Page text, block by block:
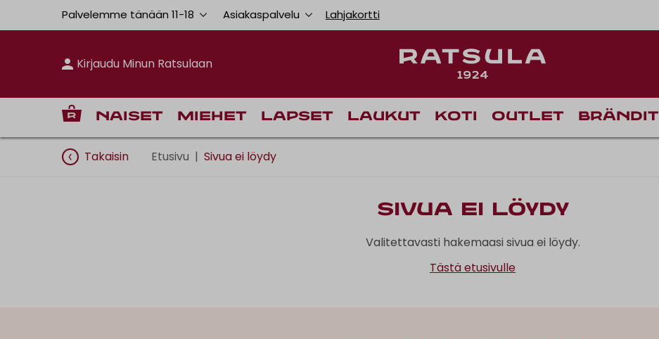
Palvelemme tänään 11-18 Asiakaspalvelu Lahjakortti
Kirjaudu Minun Ratsulaan
Naiset Miehet Lapset Laukut Koti Outlet Brändit
Takaisin Etusivu | Sivua ei löydy
Sivua ei löydy
Valitettavasti hakemaasi sivua ei löydy.
Tästä etusivulle